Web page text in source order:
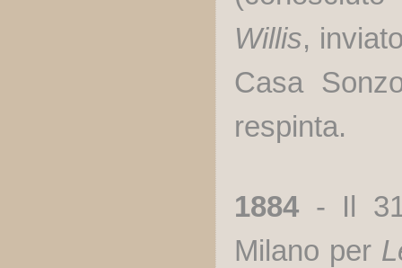
Willis,
Casa
respinta.
1884 - Il
Milano per